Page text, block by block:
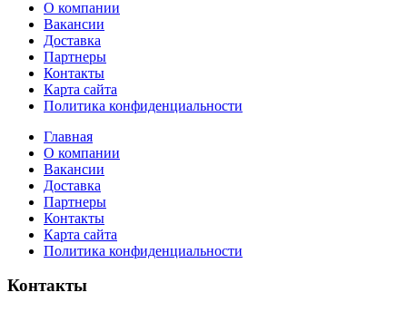
О компании
Вакансии
Доставка
Партнеры
Контакты
Карта сайта
Политика конфиденциальности
Главная
О компании
Вакансии
Доставка
Партнеры
Контакты
Карта сайта
Политика конфиденциальности
Контакты